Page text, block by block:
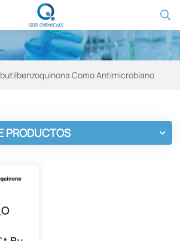
Como Antimicrobiano
PRODUCTOS